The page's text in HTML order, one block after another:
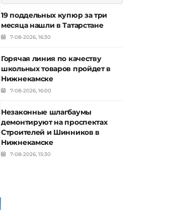
19 поддельных купюр за три
месяца нашли в Татарстане
7-08-2026, 16:30
Горячая линия по качеству
школьных товаров пройдет в
Нижнекамске
7-08-2026, 16:00
Незаконные шлагбаумы
демонтируют на проспектах
Строителей и Шинников в
Нижнекамске
7-08-2026, 15:30